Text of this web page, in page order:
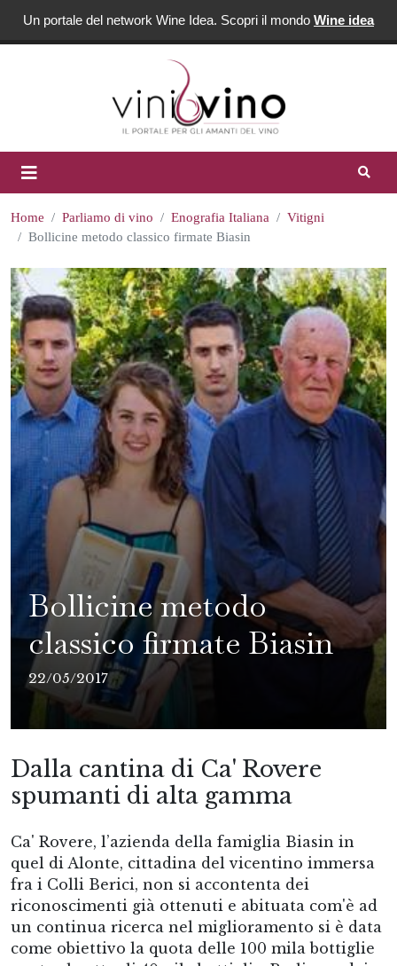
Un portale del network Wine Idea. Scopri il mondo Wine idea
Home Parliamo di vino Enografia Italiana
Vitigni
Bollicine metodo classico firmate Biasin
Bollicine metodo
classico firmate Biasin
22/05/2017
Dalla cantina di Ca' Rovere
spumanti di alta gamma
Ca' Rovere, l’azienda della famiglia Biasin in
quel di Alonte, cittadina del vicentino immersa
fra i Colli Berici, non si accontenta dei
riconoscimenti già ottenuti e abituata com'è ad
un continua ricerca nel miglioramento si è data
come obiettivo la quota delle 100 mila bottiglie